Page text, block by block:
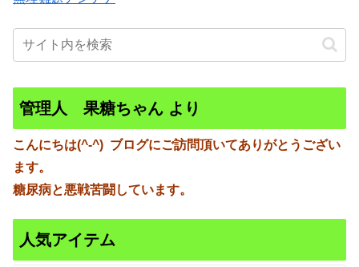
管理人 果糖ちゃん より
こんにちは(^-^) ブログにご訪問頂いてありがとうござい
ます。
糖尿病と悪戦苦闘しています。
人気アイテム